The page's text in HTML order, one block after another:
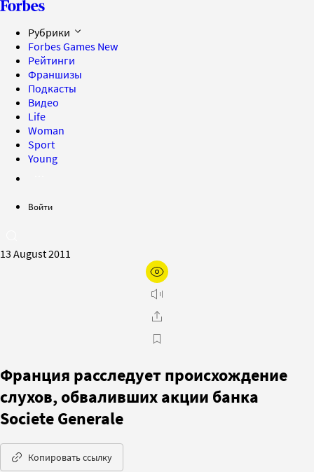
Рубрики
Forbes Games New
Рейтинги
Франшизы
Подкасты
Видео
Life
Woman
Sport
Young
Войти
13 August 2011
Франция расследует происхождение
слухов, обваливших акции банка
Societe Generale
Копировать ссылку